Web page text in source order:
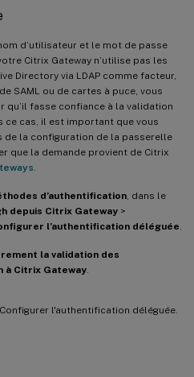
d’utilisateur et le mot de passe
Citrix Gateway n’utilise pas les
Directory via LDAP comme facteur,
SAML ou de cartes à puce, vous
qu’il fasse confiance à la validation
ce cas, il est important que vous
de la configuration de la passerelle
que la demande provient de Citrix
d’authentification , dans le
depuis Citrix Gateway >
l’authentification déléguée
la validation des
à Citrix Gateway